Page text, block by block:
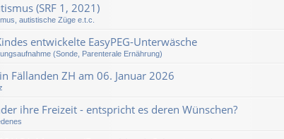
(SRF 1, 2021)
autistische Züge e.t.c.
entwickelte EasyPEG-Unterwäsche
(Sonde, Parenterale Ernährung)
Fällanden ZH am 06. Januar 2026
ihre Freizeit - entspricht es deren Wünschen?